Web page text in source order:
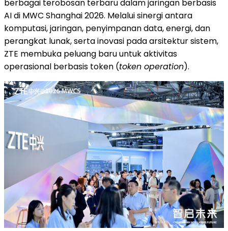
berbagai terobosan terbaru dalam jaringan berbasis
AI di MWC Shanghai 2026. Melalui sinergi antara
komputasi, jaringan, penyimpanan data, energi, dan
perangkat lunak, serta inovasi pada arsitektur sistem,
ZTE membuka peluang baru untuk aktivitas
operasional berbasis token (token operation).